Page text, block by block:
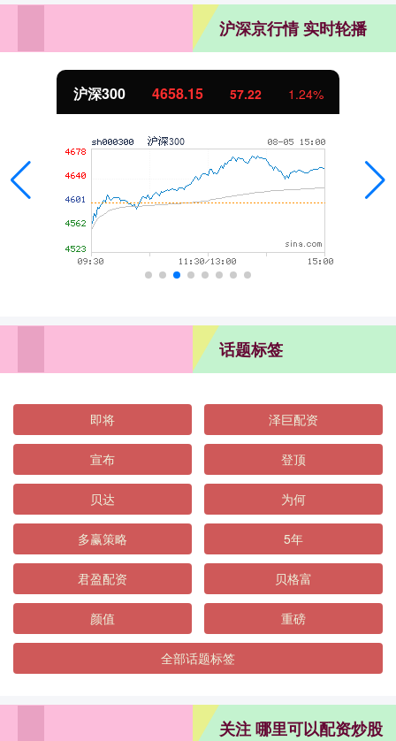
沪深京行情 实时轮播
沪深300 4658.15 57.22 1.24%
话题标签
即将 泽巨配资
宣布 登顶
贝达 为何
多赢策略 5年
君盈配资 贝格富
颜值 重磅
全部话题标签
关注 哪里可以配资炒股